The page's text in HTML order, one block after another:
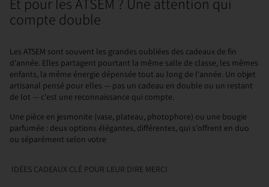
compte double
Les ATSEM sont souvent les grandes oubliées des cadeaux de fin
d'année. Elles partagent pourtant la même salle de classe, les mêmes
enfants, la même énergie dépensée tout au long de l'année. Un objet
artisanal pensé pour elles — pas un cadeau en double ou un restant
de lot — c'est une reconnaissance qui compte.
Une pièce en jesmonite (vase, plateau, photophore) ou une bougie
parfumée : deux options élégantes, différentes, qui s'offrent en duo
ou séparément selon votre
IDÉES CADEAUX CLÉ POUR LEUR DIRE MERCI